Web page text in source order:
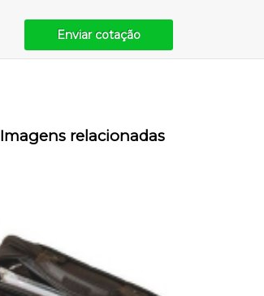
Enviar cotação
Imagens relacionadas